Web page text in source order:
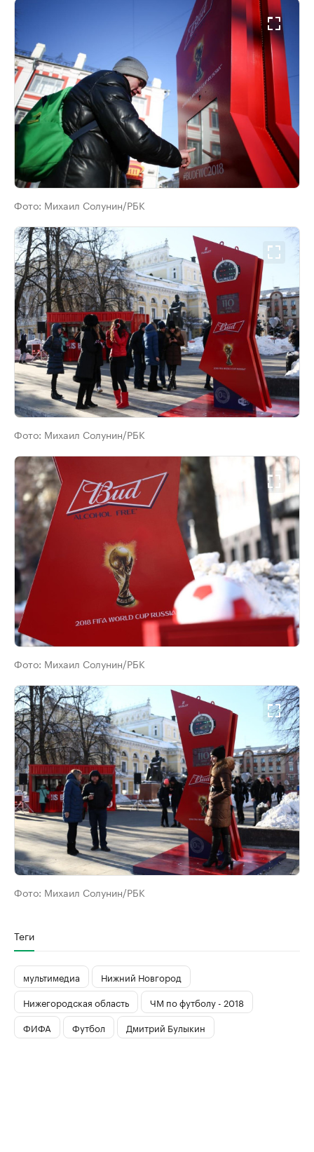
Фото: Михаил Солунин/РБК
Фото: Михаил Солунин/РБК
Фото: Михаил Солунин/РБК
Фото: Михаил Солунин/РБК
Теги
мультимедиа
Нижний Новгород
Нижегородская область
ЧМ по футболу - 2018
ФИФА
Футбол Дмитрий Булыкин